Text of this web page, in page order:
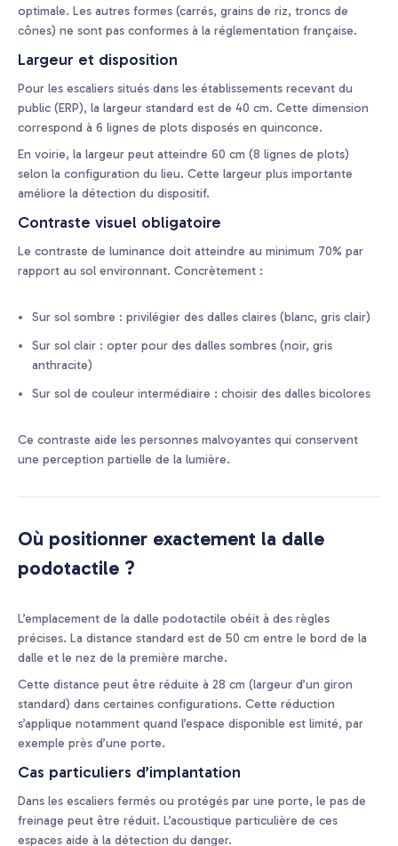
optimale. Les autres formes (carrés, grains de riz, troncs de
cônes) ne sont pas conformes à la réglementation française.
Largeur et disposition
Pour les escaliers situés dans les établissements recevant du
public (ERP), la largeur standard est de 40 cm. Cette dimension
correspond à 6 lignes de plots disposés en quinconce.
En voirie, la largeur peut atteindre 60 cm (8 lignes de plots)
selon la configuration du lieu. Cette largeur plus importante
améliore la détection du dispositif.
Contraste visuel obligatoire
Le contraste de luminance doit atteindre au minimum 70% par
rapport au sol environnant. Concrètement :
Sur sol sombre : privilégier des dalles claires (blanc, gris clair)
Sur sol clair : opter pour des dalles sombres (noir, gris
anthracite)
Sur sol de couleur intermédiaire : choisir des dalles bicolores
Ce contraste aide les personnes malvoyantes qui conservent
une perception partielle de la lumière.
Où positionner exactement la dalle
podotactile ?
L’emplacement de la dalle podotactile obéit à des règles
précises. La distance standard est de 50 cm entre le bord de la
dalle et le nez de la première marche.
Cette distance peut être réduite à 28 cm (largeur d’un giron
standard) dans certaines configurations. Cette réduction
s’applique notamment quand l’espace disponible est limité, par
exemple près d’une porte.
Cas particuliers d’implantation
Dans les escaliers fermés ou protégés par une porte, le pas de
freinage peut être réduit. L’acoustique particulière de ces
espaces aide à la détection du danger.